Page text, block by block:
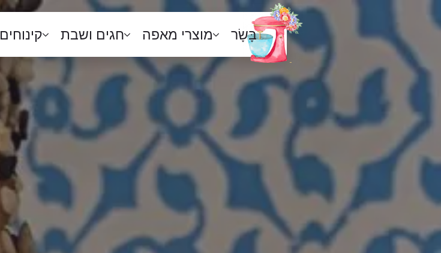
בָּשָׂר מוצרי מאפה חגים ושבת קינוחים